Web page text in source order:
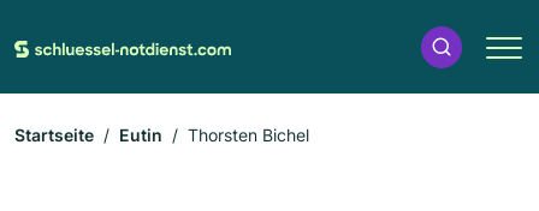
Startseite Eutin Thorsten Bichel